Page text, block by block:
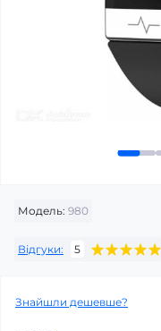
Модель: 980
Відгуки: 5
Знайшли дешевше?